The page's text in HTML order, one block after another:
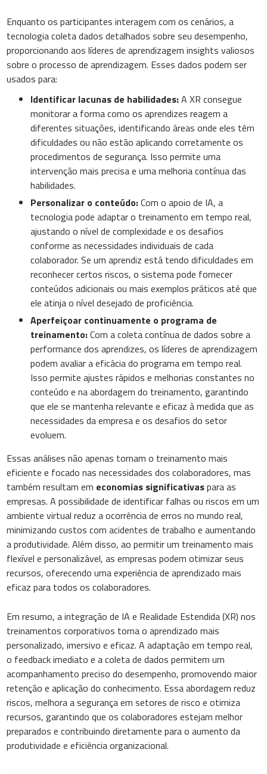
Enquanto os participantes interagem com os cenários, a
tecnologia coleta dados detalhados sobre seu desempenho,
proporcionando aos líderes de aprendizagem insights valiosos
sobre o processo de aprendizagem. Esses dados podem ser
usados para:
Identificar lacunas de habilidades:A XR consegue
monitorar a forma como os aprendizes reagem a
diferentes situações, identificando áreas onde eles têm
dificuldades ou não estão aplicando corretamente os
procedimentos de segurança. Isso permite uma
intervenção mais precisa e uma melhoria contínua das
habilidades.
Personalizar o conteúdo:Com o apoio de IA, a
tecnologia pode adaptar o treinamento em tempo real,
ajustando o nível de complexidade e os desafios
conforme as necessidades individuais de cada
colaborador. Se um aprendiz está tendo dificuldades em
reconhecer certos riscos, o sistema pode fornecer
conteúdos adicionais ou mais exemplos práticos até que
ele atinja o nível desejado de proficiência.
Aperfeiçoar continuamente o programa de
treinamento:Com a coleta contínua de dados sobre a
performance dos aprendizes, os líderes de aprendizagem
podem avaliar a eficácia do programa em tempo real.
Isso permite ajustes rápidos e melhorias constantes no
conteúdo e na abordagem do treinamento, garantindo
que ele se mantenha relevante e eficaz à medida que as
necessidades da empresa e os desafios do setor
evoluem.
Essas análises não apenas tornam o treinamento mais
eficiente e focado nas necessidades dos colaboradores, mas
também resultam em economias significativaspara as
empresas. A possibilidade de identificar falhas ou riscos em um
ambiente virtual reduz a ocorrência de erros no mundo real,
minimizando custos com acidentes de trabalho e aumentando
a produtividade. Além disso, ao permitir um treinamento mais
flexível e personalizável, as empresas podem otimizar seus
recursos, oferecendo uma experiência de aprendizado mais
eficaz para todos os colaboradores.
Em resumo, a integração de IA e Realidade Estendida (XR) nos
treinamentos corporativos torna o aprendizado mais
personalizado, imersivo e eficaz. A adaptação em tempo real,
o feedback imediato e a coleta de dados permitem um
acompanhamento preciso do desempenho, promovendo maior
retenção e aplicação do conhecimento. Essa abordagem reduz
riscos, melhora a segurança em setores de risco e otimiza
recursos, garantindo que os colaboradores estejam melhor
preparados e contribuindo diretamente para o aumento da
produtividade e eficiência organizacional.